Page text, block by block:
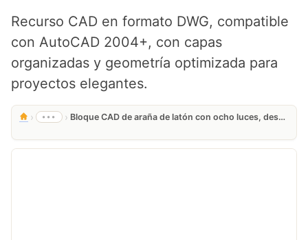
Recurso CAD en formato DWG, compatible
con AutoCAD 2004+, con capas
organizadas y geometría optimizada para
proyectos elegantes.
› ••• › Bloque CAD de araña de latón con ocho luces, descarga gratis